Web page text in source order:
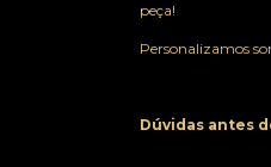
peça!
Personalizamos
Dúvidas antes